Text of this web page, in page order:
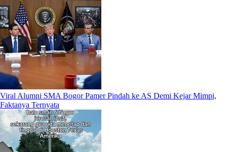
Viral Alumni SMA Bogor Pamer Pindah ke AS Demi Kejar Mimpi,
Faktanya Ternyata